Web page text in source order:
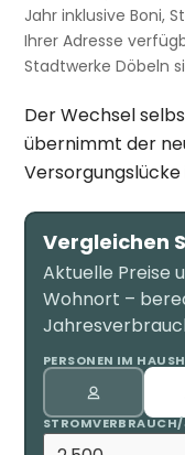
Jahr inklusive Boni,
Ihrer Adresse
Stadtwerke Döbeln
Der Wechsel
übernimmt der
Vergleichen
Aktuelle Preise
Wohnort –
PERSONEN IM